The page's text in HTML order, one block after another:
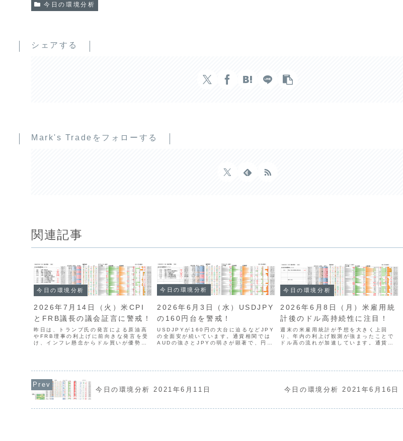
今日の環境分析
シェアする
Mark's Tradeをフォローする
関連記事
今日の環境分析
2026年7月14日（火）米CPI
とFRB議長の議会証言に警戒！
昨日は、トランプ氏の発言による原油高
やFRB理事の利上げに前向きな発言を受
け、インフレ懸念からドル買いが優勢と
今日の環境分析
2026年6月3日（水）USDJPY
の160円台を警戒！
USDJPYが160円の大台に迫るなどJPY
の全面安が続いています。通貨相関では
AUDの強さとJPYの弱さが顕著で、円買
今日の環境分析
2026年6月8日（月）米雇用統
計後のドル高持続性に注目！
週末の米雇用統計が予想を大きく上回
り、年内の利上げ観測が強まったことで
ドル高の流れが加速しています。通貨相
今日の環境分析 2021年6月11日 今日の環境分析 2021年6月16日